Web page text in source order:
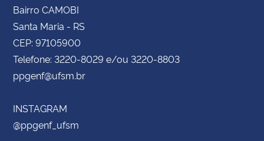
Bairro CAMOBI
Santa Maria - RS
CEP: 97105900
Telefone: 3220-8029 e/ou 3220-8803
ppgenf@ufsm.br
INSTAGRAM
@ppgenf_ufsm